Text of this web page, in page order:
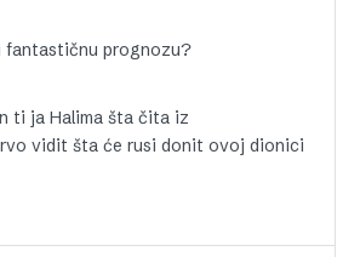
fantastičnu prognozu?
ti ja Halima šta čita iz
vidit šta će rusi donit ovoj dionici